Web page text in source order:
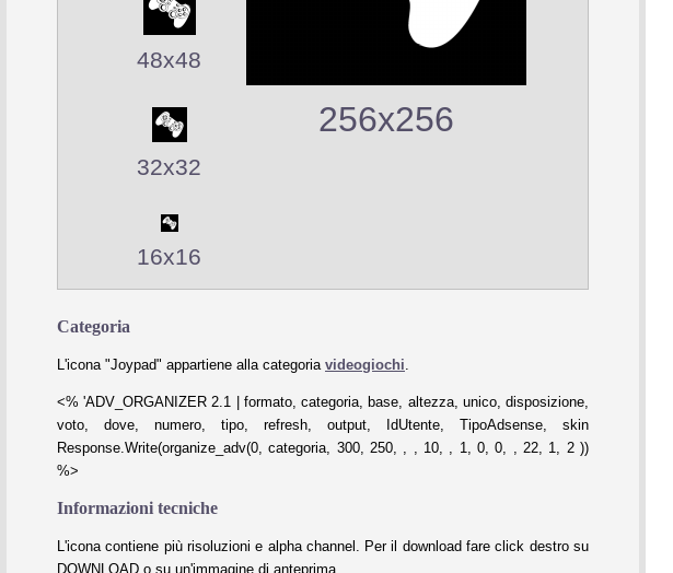
48x48
32x32
16x16
256x256
Categoria
L'icona "Joypad" appartiene alla categoria videogiochi
<% 'ADV_ORGANIZER 2.1 | formato, categoria, base, altezza, unico, disposizione,
voto, dove, numero, tipo, refresh, output, IdUtente, TipoAdsense, skin
Response.Write(organize_adv(0, categoria, 300, 250, , , 10, , 1, 0, 0, , 22, 1, 2 ))
%>
Informazioni tecniche
L'icona contiene più risoluzioni e alpha channel. Per il download fare click destro su
DOWNLOAD o su un'immagine di anteprima.